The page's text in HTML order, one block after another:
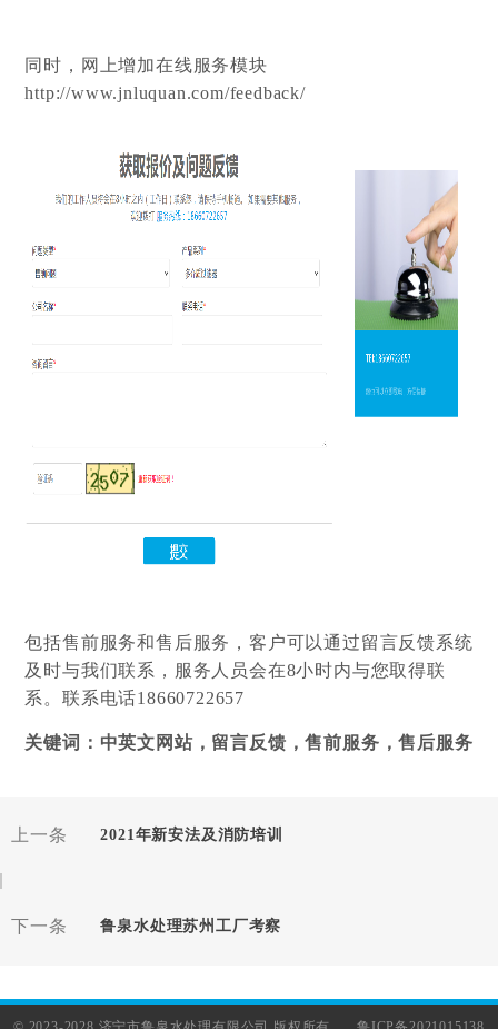
同时，网上增加在线服务模块
http://www.jnluquan.com/feedback/
包括售前服务和售后服务，客户可以通过留言反馈系统
及时与我们联系，服务人员会在8小时内与您取得联
系。联系电话18660722657
关键词：中英文网站，留言反馈，售前服务，售后服务
上一条 2021年新安法及消防培训
下一条 鲁泉水处理苏州工厂考察